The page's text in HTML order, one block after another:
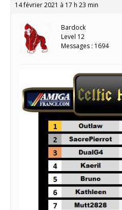
14 février 2021 à 17 h 23 min
Bardock
Level 12
Messages : 1694